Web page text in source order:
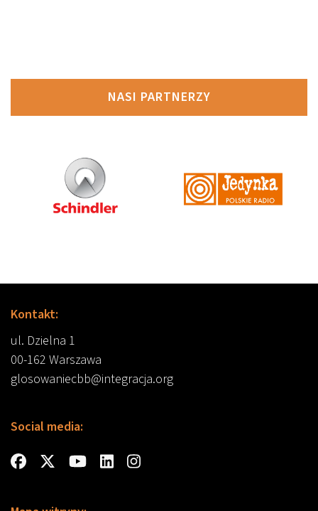
NASI PARTNERZY
Kontakt:
ul. Dzielna 1
00-162 Warszawa
glosowaniecbb@integracja.org
Social media: